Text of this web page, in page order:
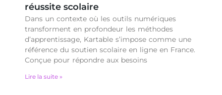
réussite scolaire
Dans un contexte où les outils numériques
transforment en profondeur les méthodes
d’apprentissage, Kartable s’impose comme une
référence du soutien scolaire en ligne en France.
Conçue pour répondre aux besoins
Lire la suite »